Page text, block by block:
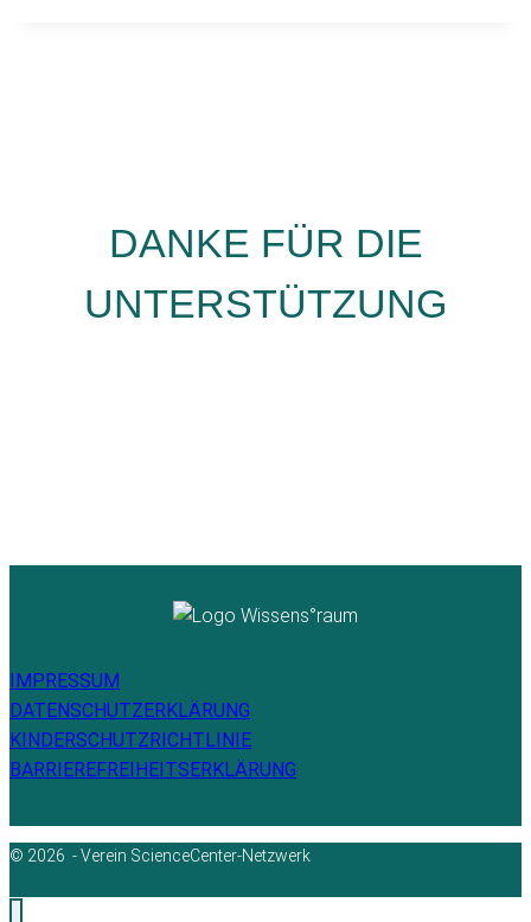
DANKE FÜR DIE
UNTERSTÜTZUNG
IMPRESSUM
DATENSCHUTZERKLÄRUNG
KINDERSCHUTZRICHTLINIE
BARRIEREFREIHEITSERKLÄRUNG
© 2026 - Verein ScienceCenter-Netzwerk